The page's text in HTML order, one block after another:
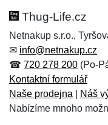
Hodnocení:
Jméno: *
Jméno:
E-mail:*
Thug-Life.cz
Netnakup s.r.o.,
✉ info@netnakup.cz
☎ 720 278 200 (Po-
Kontaktní formulář
Naše prodejna
Náš
Nabízíme mnoho